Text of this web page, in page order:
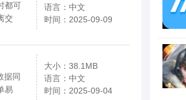
语言：中文
时间：2025-09-09
都可
交
大小：38.1MB
语言：中文
时间：2025-09-04
据同
易